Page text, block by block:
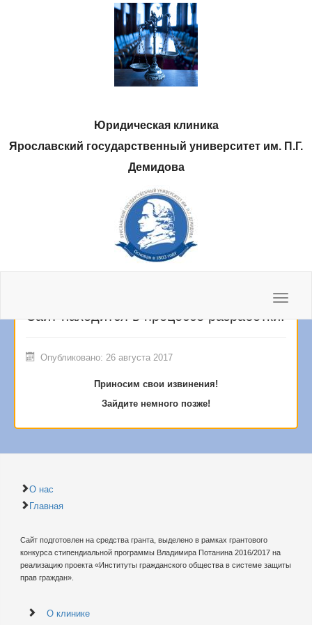
Юридическая клиника
Ярославский государственный университет им. П.Г.
Демидова
Toggle
Нас спрашивают, мы отвечаем
Методические материалы
Сайт находится в процессе разработки!
Опубликовано: 26 августа 2017
Приносим свои извинения!
Зайдите немного позже!
О нас
Главная
Сайт подготовлен на средства гранта, выделено в рамках грантового
конкурса стипендиальной программы Владимира Потанина 2016/2017 на
реализацию проекта «Институты гражданского общества в системе защиты
прав граждан».
О клинике